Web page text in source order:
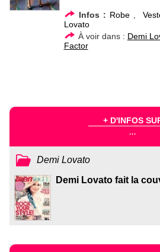
Infos : Robe
Lovato
À voir dans : Demi
Factor
+ D'INFOS
...
Demi Lovato
Demi Lovato fait la